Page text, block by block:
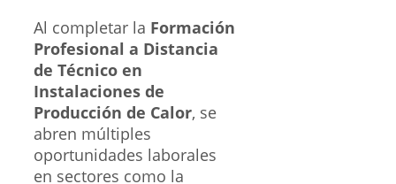
Al completar la Formación
Profesional a Distancia
de Técnico en
Instalaciones de
Producción de Calor, se
abren múltiples
oportunidades laborales
en sectores como la